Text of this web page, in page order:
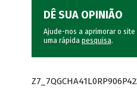
DÊ SUA OPINIÃO
Ajude-nos a aprimorar o site
uma rápida pesquisa.